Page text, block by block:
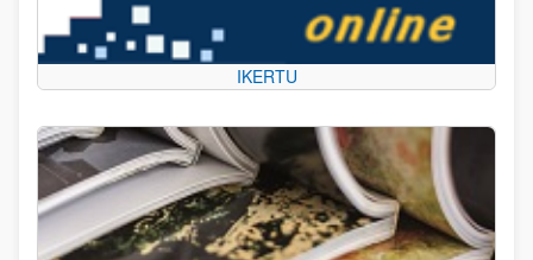
IKERTU